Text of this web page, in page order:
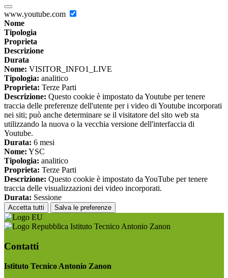
www.youtube.com
Nome
Tipologia
Proprieta
Descrizione
Durata
Nome: VISITOR_INFO1_LIVE
Tipologia: analitico
Proprieta: Terze Parti
Descrizione: Questo cookie è impostato da Youtube per tenere
traccia delle preferenze dell'utente per i video di Youtube incorporati
nei siti; può anche determinare se il visitatore del sito web sta
utilizzando la nuova o la vecchia versione dell'interfaccia di
Youtube.
Durata: 6 mesi
Nome: YSC
Tipologia: analitico
Proprieta: Terze Parti
Descrizione: Questo cookie è impostato da YouTube per tenere
traccia delle visualizzazioni dei video incorporati.
Durata: Sessione
Accetta tutti Salva le preferenze
Istituto Tecnico Antonio Zanon
Contatti
Istituto Tecnico Antonio Zanon